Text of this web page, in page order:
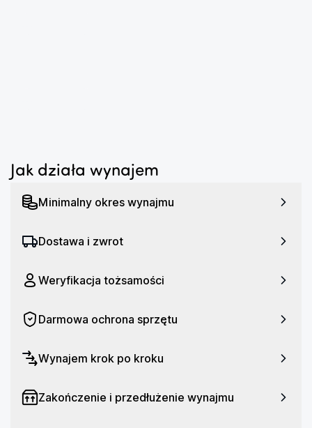
Jak działa wynajem
Minimalny okres wynajmu
Dostawa i zwrot
Weryfikacja tożsamości
Darmowa ochrona sprzętu
Wynajem krok po kroku
Zakończenie i przedłużenie wynajmu